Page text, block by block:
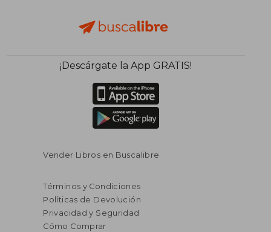
¡Descárgate la App GRATIS!
Vender Libros en Buscalibre
Términos y Condiciones
Políticas de Devolución
Privacidad y Seguridad
Cómo Comprar